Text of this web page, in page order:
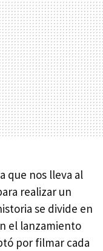
que nos lleva al
realizar un
se divide en
el lanzamiento
por filmar cada